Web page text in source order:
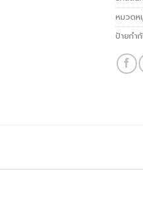
หมวดห
ป้ายกำ